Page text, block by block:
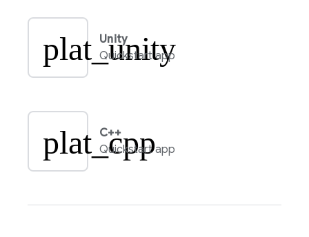
plat_unity
Unity
Quickstart app
plat_cpp
C++
Quickstart app